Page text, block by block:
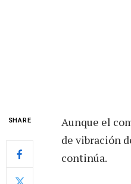
SHARE
Aunque el
de vibración
continúa.